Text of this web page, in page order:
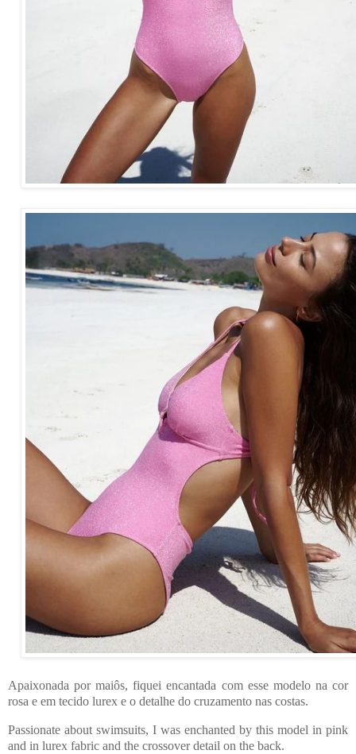
Apaixonada por maiôs, fiquei encantada com esse modelo na cor
rosa e em tecido lurex e o detalhe do cruzamento nas costas.
Passionate about swimsuits, I was enchanted by this model in pink
and in lurex fabric and the crossover detail on the back.